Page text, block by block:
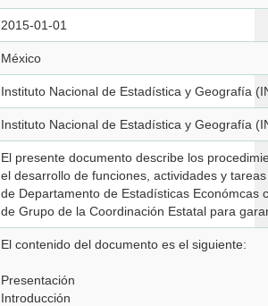
2015-01-01
México
Instituto Nacional de Estadística y Geografía
Instituto Nacional de Estadística y Geografía
El presente documento describe los
el desarrollo de funciones, actividades y
de Departamento de Estadísticas Económcas
de Grupo de la Coordinación Estatal para
El contenido del documento es el siguiente:
Presentación
Introducción